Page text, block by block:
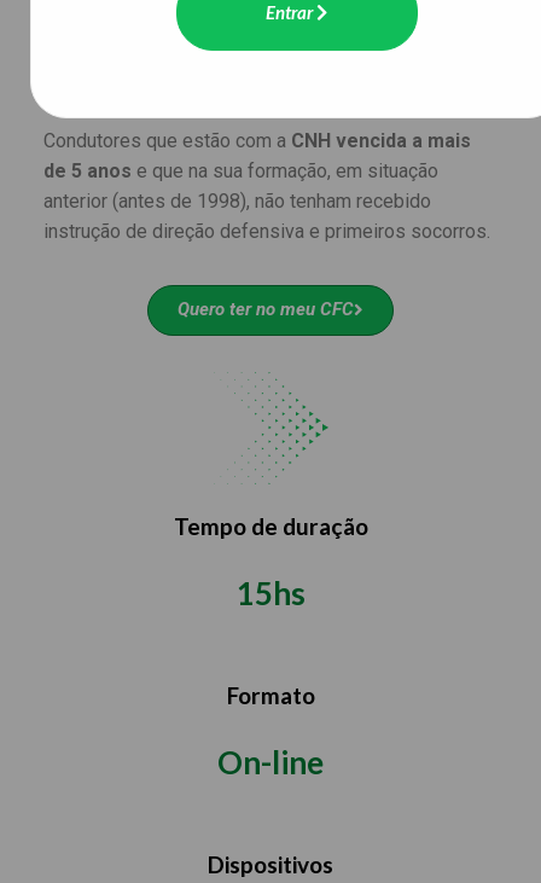
direção defensiva e de primeiros socorros.
Condutores que estão com a CNH vencida a mais
de 5 anos e que na sua formação, em situação
anterior (antes de 1998), não tenham recebido
instrução de direção defensiva e primeiros socorros.
Quero ter no meu CFC
Tempo de duração
15hs
Formato
On-line
Dispositivos
Entrar